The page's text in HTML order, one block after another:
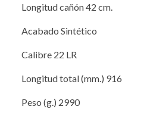
Longitud cañón 42 cm.
Acabado Sintético
Calibre 22 LR
Longitud total (mm.) 916
Peso (g.) 2990